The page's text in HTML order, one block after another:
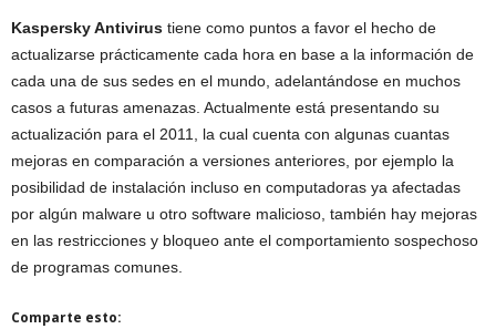
Kaspersky Antivirus tiene como puntos a favor el hecho de
actualizarse prácticamente cada hora en base a la información de
cada una de sus sedes en el mundo, adelantándose en muchos
casos a futuras amenazas. Actualmente está presentando su
actualización para el 2011, la cual cuenta con algunas cuantas
mejoras en comparación a versiones anteriores, por ejemplo la
posibilidad de instalación incluso en computadoras ya afectadas
por algún malware u otro software malicioso, también hay mejoras
en las restricciones y bloqueo ante el comportamiento sospechoso
de programas comunes.
Comparte esto: